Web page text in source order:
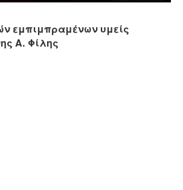
εμπιμπραμένων υμείς
Α. Φίλης